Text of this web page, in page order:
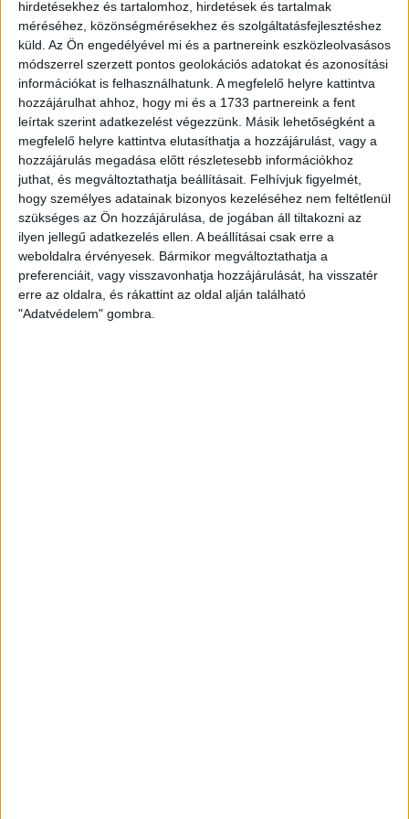
hirdetésekhez és tartalomhoz, hirdetések és tartalmak
méréséhez, közönségmérésekhez és szolgáltatásfejlesztéshez
küld. Az Ön engedélyével mi és a partnereink eszközleolvasásos
módszerrel szerzett pontos geolokációs adatokat és azonosítási
információkat is felhasználhatunk. A megfelelő helyre kattintva
hozzájárulhat ahhoz, hogy mi és a 1733 partnereink a fent
leírtak szerint adatkezelést végezzünk. Másik lehetőségként a
megfelelő helyre kattintva elutasíthatja a hozzájárulást, vagy a
hozzájárulás megadása előtt részletesebb információkhoz
juthat, és megváltoztathatja beállításait. Felhívjuk figyelmét,
hogy személyes adatainak bizonyos kezeléséhez nem feltétlenül
szükséges az Ön hozzájárulása, de jogában áll tiltakozni az
ilyen jellegű adatkezelés ellen. A beállításai csak erre a
weboldalra érvényesek. Bármikor megváltoztathatja a
preferenciáit, vagy visszavonhatja hozzájárulását, ha visszatér
erre az oldalra, és rákattint az oldal alján található
"Adatvédelem" gombra.
Természetes személyekre vonatkozó adatokat
anonimizálva teszünk közzé, kivéve, ha az érintett
személy közfeladatot lát el, és ezért az azzal összefüggő
adatai közérdekből nyilvánosnak minősülnek.
A gazdálkodó szervezetek jogszerűen védelemben
részesülő üzleti titkait, banktitkát, értékpapír- és
biztosítási titkait ugyancsak kitakarjuk a közzétett
dokumentumokból, ha azonban azok közpénz
felhasználásával függnek össze, a bírósági gyakorlatnak
megfelelően – a közérdekű adatok megismerését nem
gátoló módon – csak a feltétlenül védelemre érdemes
adatokat tesszük felismerhetetlenné.
A kormányzati döntés-előkészítő adatok nyilvánosságra